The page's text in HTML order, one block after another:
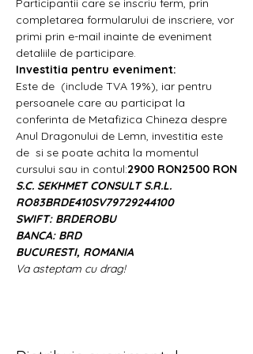
Participantii care se inscriu ferm, prin
completarea formularului de inscriere, vor
primi prin e-mail inainte de eveniment
detaliile de participare.
Investitia pentru eveniment:
Este de (include TVA 19%), iar pentru
persoanele care au participat la
conferinta de Metafizica Chineza despre
Anul Dragonului de Lemn, investitia este
de si se poate achita la momentul
cursului sau in contul:2900 RON2500 RON
S.C. SEKHMET CONSULT S.R.L.
RO83BRDE410SV79729244100
SWIFT: BRDEROBU
BANCA: BRD
BUCURESTI, ROMANIA
Va asteptam cu drag!